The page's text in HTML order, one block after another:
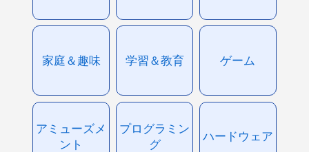
家庭＆趣味 学習＆教育 ゲーム
アミューズメ
ント
プログラミン
グ
ハードウェア